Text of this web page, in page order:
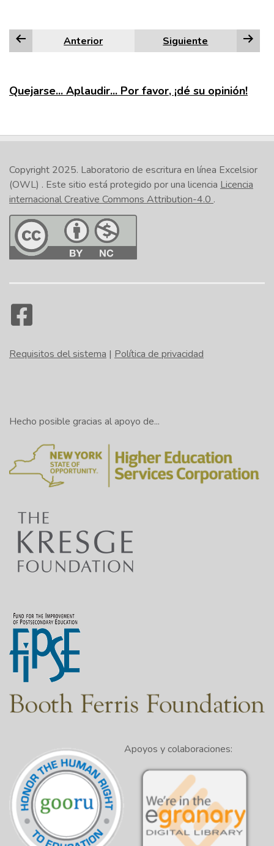
Anterior Siguiente
Quejarse... Aplaudir... Por favor, ¡dé su opinión!
Copyright 2025. Laboratorio de escritura en línea Excelsior
(OWL) . Este sitio está protegido por una licencia Licencia
internacional Creative Commons Attribution-4.0 .
Requisitos del sistema | Política de privacidad
Hecho posible gracias al apoyo de...
Apoyos y colaboraciones: